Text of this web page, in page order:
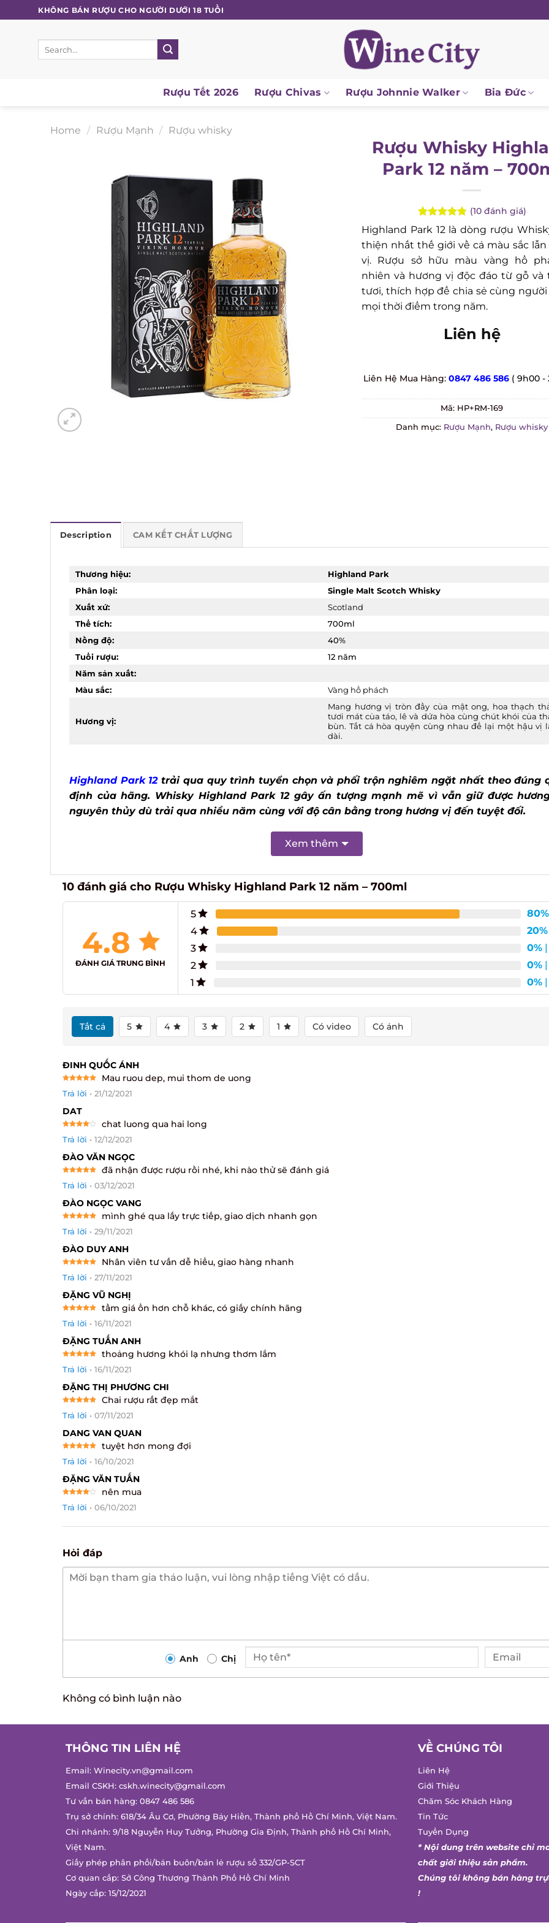
to
content
KHÔNG BÁN RƯỢU CHO NGƯỜI DƯỚI 18 TUỔI
Rượu Tết 2026 Rượu Chivas Rượu Johnnie Walker Bia Đức
Home Rượu Mạnh Rượu whisky
Rượu Whisky
Park 12 năm –
Rated4.80
out of 5
based on
10
customer
ratings
( 10đánh giá)
Highland Park 12 là dòng rượu
thiện nhất thế giới về cả màu sắc lẫn
vị. Rượu sở hữu màu vàng hổ
nhiên và hương vị độc đáo từ gỗ và
tươi, thích hợp để chia sẻ cùng người
mọi thời điểm trong năm.
Liên hệ
Liên Hệ Mua Hàng:0847 486 586 ( 9h00 -
Mã:HP+RM-169
Danh mục:Rượu Mạnh,Rượu whisky
Description CAM KẾT CHẤT LƯỢNG
Thương hiệu:
Highland Park
Phân loại:
Single Malt Scotch Whisky
Xuất xứ:
Scotland
Thể tích:
700ml
Nồng độ:
40%
Tuổi rượu:
12 năm
Năm sản xuất:
Màu sắc:
Vàng hổ phách
Hương vị:
Mang hương vị tròn đầy của mật ong, hoa thạch
tươi mát của táo, lê và dứa hòa cùng chút khói của
bùn. Tất cả hòa quyện cùng nhau để lại một hậu vị
dài.
Highland Park 12trải qua quy trình tuyển chọn và phối trộn nghiêm ngặt nhất theo đúng
định của hãng. Whisky Highland Park 12 gây ấn tượng mạnh mẽ vì vẫn giữ được
nguyên thủy dù trải qua nhiều năm cùng với độ cân bằng trong hương vị đến tuyệt đối.
Xem thêm
10 đánh giá choRượu Whisky Highland Park 12 năm – 700ml
4.8
ĐÁNH GIÁ TRUNG BÌNH
5 80%
4
20%|
3
0%|
2
0%|
0%|
Tất cả 5 4 3 2 1 Có video Có ảnh
ĐINH QUỐC ÁNH
out of 5
Mau ruou dep, mui thom de uong
Trả lời • 21/12/2021
DAT
out of 5
chat luong qua hai long
Trả lời • 12/12/2021
ĐÀO VĂN NGỌC
out of 5
đã nhận được rượu rồi nhé, khi nào thử sẽ đánh giá
Trả lời • 03/12/2021
ĐÀO NGỌC VANG
out of 5
mình ghé qua lấy trực tiếp, giao dịch nhanh gọn
Trả lời • 29/11/2021
ĐÀO DUY ANH
out of 5
Nhân viên tư vấn dễ hiểu, giao hàng nhanh
Trả lời • 27/11/2021
ĐẶNG VŨ NGHỊ
out of 5
tầm giá ổn hơn chỗ khác, có giấy chính hãng
Trả lời • 16/11/2021
ĐẶNG TUẤN ANH
out of 5
thoảng hương khói lạ nhưng thơm lắm
Trả lời • 16/11/2021
ĐẶNG THỊ PHƯƠNG CHI
out of 5
Chai rượu rất đẹp mắt
Trả lời • 07/11/2021
DANG VAN QUAN
out of 5
tuyệt hơn mong đợi
Trả lời • 16/10/2021
ĐẶNG VĂN TUẤN
out of 5
nên mua
Trả lời • 06/10/2021
Hỏi đáp
Anh Chị
Không có bình luận nào
THÔNG TIN LIÊN HỆ
Email:Winecity.vn@gmail.com
Email CSKH:cskh.winecity@gmail.com
Tư vấn bán hàng:0847 486 586
Trụ sở chính: 618/34 Âu Cơ, Phường Bảy Hiền, Thành phố Hồ Chí Minh, Việt Nam.
Chi nhánh: 9/18 Nguyễn Huy Tưởng, Phường Gia Định, Thành phố Hồ Chí Minh,
Việt Nam.
Giấy phép phân phối/bán buôn/bán lẻ rượu số 332/GP-SCT
Cơ quan cấp: Sở Công Thương Thành Phố Hồ Chí Minh
Ngày cấp: 15/12/2021
VỀ CHÚNG TÔI
Liên Hệ
Giới Thiệu
Chăm Sóc Khách Hàng
Tin Tức
Tuyển Dụng
* Nội dung trên website chỉ
chất giới thiệu sản phẩm.
Chúng tôi không bán hàng